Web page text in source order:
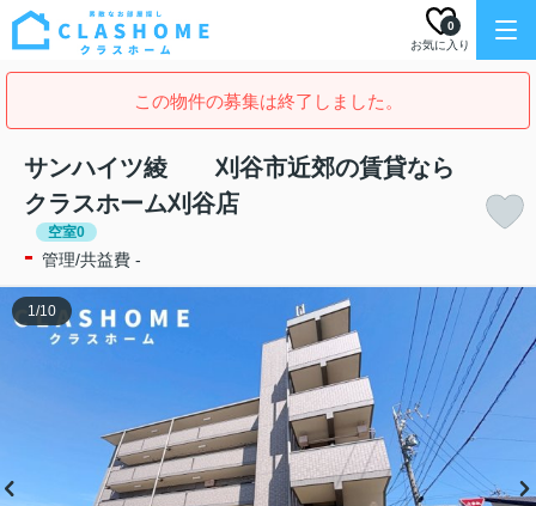
お気に入り
0
この物件の募集は終了しました。
サンハイツ綾 刈谷市近郊の賃貸なら
クラスホーム刈谷店
空室0
- 管理/共益費 -
1/10